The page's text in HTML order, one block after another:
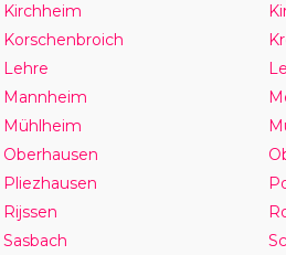
Kirchheim
Korschenbroich
Lehre
Mannheim
Mühlheim
Oberhausen
Pliezhausen
Rijssen
Sasbach